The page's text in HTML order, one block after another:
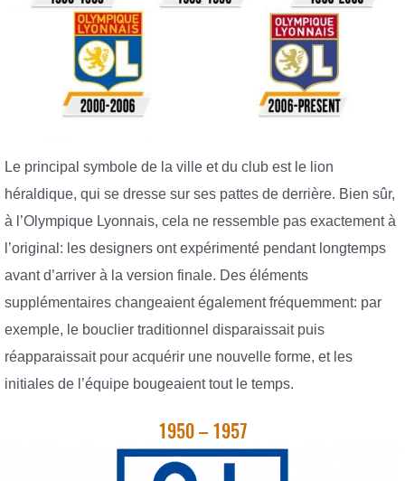
Le principal symbole de la ville et du club est le lion
héraldique, qui se dresse sur ses pattes de derrière. Bien sûr,
à l’Olympique Lyonnais, cela ne ressemble pas exactement à
l’original: les designers ont expérimenté pendant longtemps
avant d’arriver à la version finale. Des éléments
supplémentaires changeaient également fréquemment: par
exemple, le bouclier traditionnel disparaissait puis
réapparaissait pour acquérir une nouvelle forme, et les
initiales de l’équipe bougeaient tout le temps.
1950 – 1957